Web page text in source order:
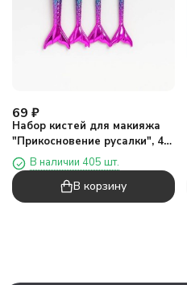
69 ₽
Набор кистей для макияжа
"Прикосновение русалки", 4
кисти, зеленый
В наличии 405 шт.
В корзину